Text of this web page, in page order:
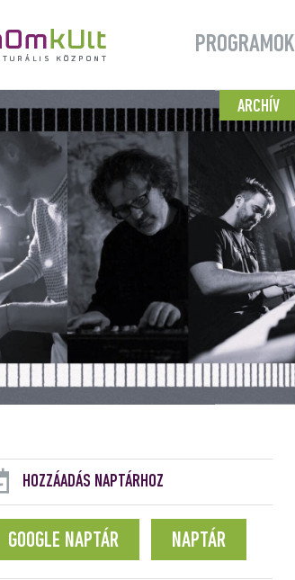
PROGRAMOK
ARCHÍV
HOZZÁADÁS NAPTÁRHOZ
GOOGLE NAPTÁR NAPTÁR